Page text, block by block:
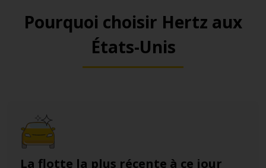
trouverez le fameux Pont de Brooklyn, reliant celle-ci à
l'île de Manhattan, offrant une vue imprenable et
skylinede la Big Apple
Traversez ensuite le Cadman Plaza Park pour rejoindre
également une belle librairie, présente l’histoire de
Brooklyn et de nombreux objets d’art fascinants.
Toujours dans le district, ne manquez pas le Museum of
Pourquoi choisir Hertz aux
États-Unis
La flotte la plus récente à ce jour